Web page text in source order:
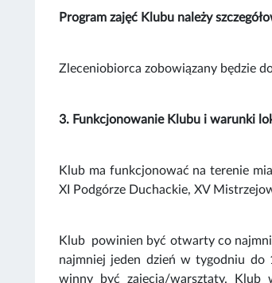
Program zajęć Klubu należy
Zleceniobiorca zobowiązany będzie
3. Funkcjonowanie Klubu i warunki
Klub ma funkcjonować na terenie
XI Podgórze Duchackie, XV
Klub powinien być otwarty co
najmniej jeden dzień w tygodniu do
winny być zajęcia/warsztaty. Klub